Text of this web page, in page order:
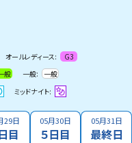
オールレディース:
G3
般 一般: 一般
ミッドナイト:
29日
目
05月30日
５日目
05月31日
最終日